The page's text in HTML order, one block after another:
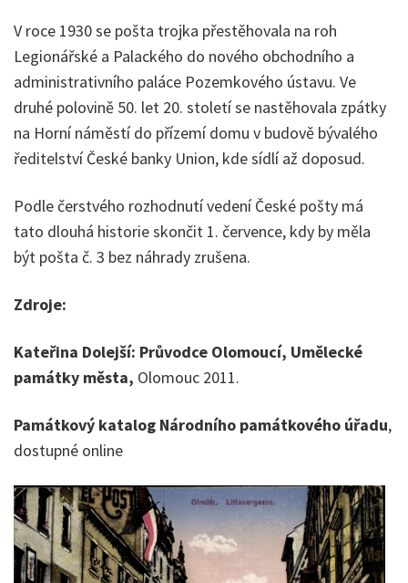
V roce 1930 se pošta trojka přestěhovala na roh
Legionářské a Palackého do nového obchodního a
administrativního paláce Pozemkového ústavu. Ve
druhé polovině 50. let 20. století se nastěhovala zpátky
na Horní náměstí do přízemí domu v budově bývalého
ředitelství České banky Union, kde sídlí až doposud.
Podle čerstvého rozhodnutí vedení České pošty má
tato dlouhá historie skončit 1. července, kdy by měla
být pošta č. 3 bez náhrady zrušena.
Zdroje:
Kateřina Dolejší: Průvodce Olomoucí, Umělecké
památky města, Olomouc 2011.
Památkový katalog Národního památkového úřadu,
dostupné online